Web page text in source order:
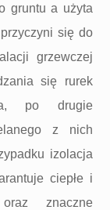
gruntu a użyta
się do
grzewczej
się rurek
po drugie
z nich
izolacja
ciepłe i
znaczne